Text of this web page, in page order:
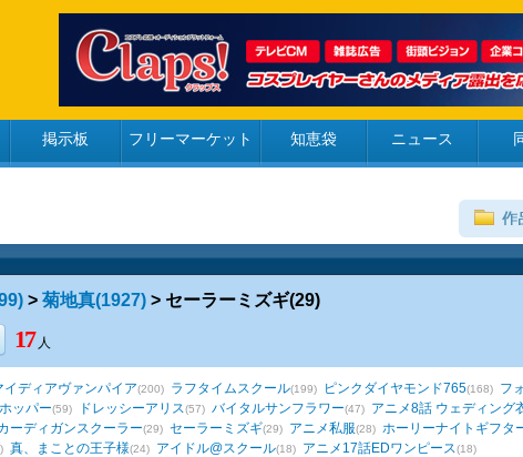
掲示板 フリーマーケット 知恵袋 ニュース
> 菊地真(1927) > セーラーミズギ(29)
17 人
イディアヴァンパイア(200) ラフタイムスクール(199) ピンクダイヤモンド765(168) フ
ッパー(59) ドレッシーアリス(57) バイタルサンフラワー(47) アニメ8話 ウェディング
ーディガンスクーラー(29) セーラーミズギ(29) アニメ私服(28) ホーリーナイトギフタ
真、まことの王子様(24) アイドル@スクール(18) アニメ17話EDワンピース(18)